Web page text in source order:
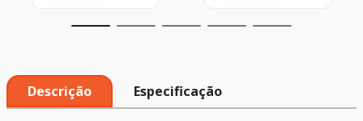
Descrição Especificação